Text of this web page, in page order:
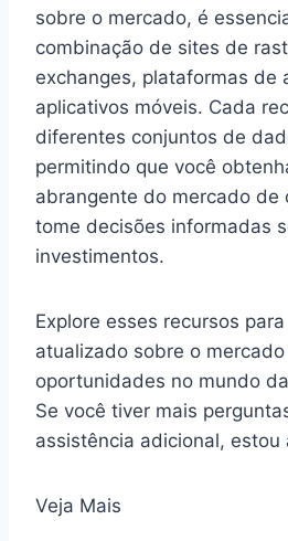
sobre o mercado, é
combinação de sites de
exchanges, plataformas de
aplicativos móveis. Cada
diferentes conjuntos de
permitindo que você
abrangente do mercado de
tome decisões informadas
investimentos.
Explore esses recursos
atualizado sobre o
oportunidades no mundo
Se você tiver mais
assistência adicional, estou
Veja Mais